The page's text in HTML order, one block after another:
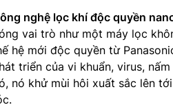
nghệ lọc khí độc quyền
vai trò như một máy lọc
hệ mới độc quyền từ
triển của vi khuẩn, virus,
nó khử mùi hôi xuất sắc lên